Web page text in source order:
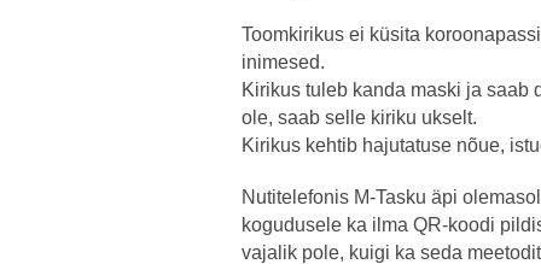
Toomkirikus ei küsita
inimesed.
Kirikus tuleb kanda maski ja saab
ole, saab selle kiriku ukselt.
Kirikus kehtib hajutatuse nõue,
Nutitelefonis M-Tasku äpi
kogudusele ka ilma QR-koodi
vajalik pole, kuigi ka seda